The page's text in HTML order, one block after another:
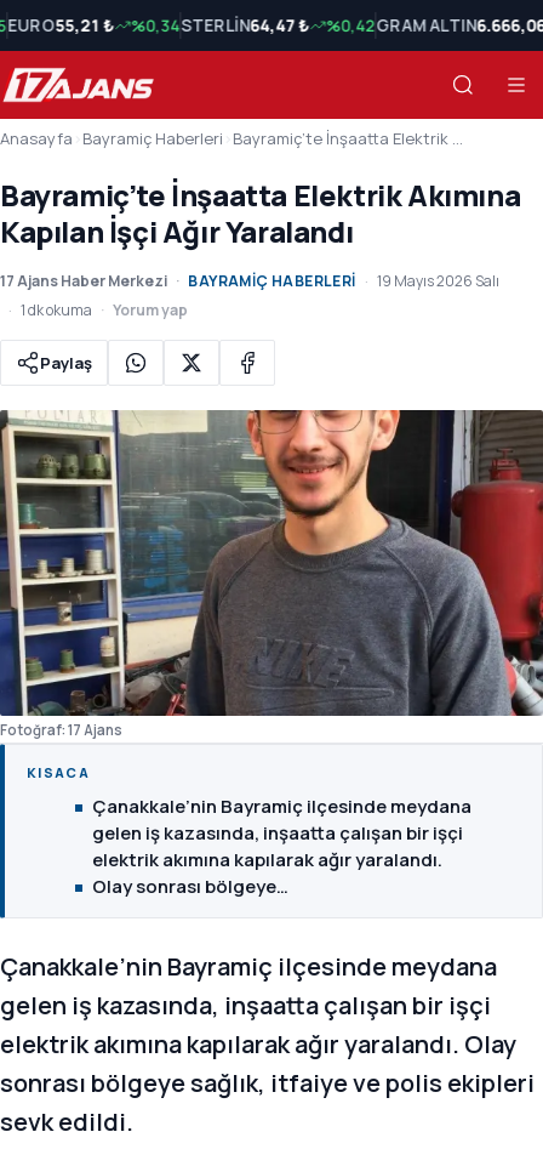
EURO55,21 ₺ %0,34STERLİN64,47 ₺ %0,42GRAM ALTIN
Anasayfa Bayramiç Haberleri Bayramiç’te İnşaatta Elektrik Akımına Kapılan İşçi Ağır Yaralandı
Bayramiç’te İnşaatta Elektrik Akımına
Kapılan İşçi Ağır Yaralandı
17 Ajans Haber Merkezi BAYRAMIÇ HABERLERI
19 Mayıs 2026 Salı
1 dk okuma
Yorum yap
Paylaş
Fotoğraf: 17 Ajans
KISACA
Çanakkale’nin Bayramiç ilçesinde meydana
gelen iş kazasında, inşaatta çalışan bir işçi
elektrik akımına kapılarak ağır yaralandı.
Olay sonrası bölgeye…
Çanakkale’nin Bayramiç ilçesinde meydana
gelen iş kazasında, inşaatta çalışan bir işçi
elektrik akımına kapılarak ağır yaralandı. Olay
sonrası bölgeye sağlık, itfaiye ve polis ekipleri
sevk edildi.